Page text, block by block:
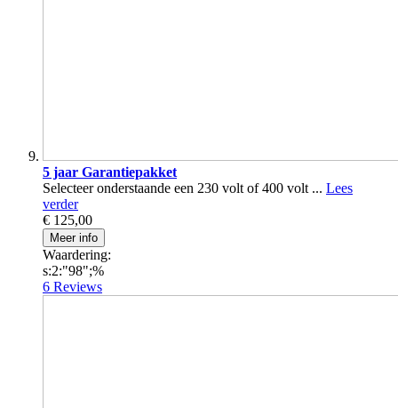
5 jaar Garantiepakket
Selecteer onderstaande een 230 volt of 400 volt ... Lees
verder
€ 125,00
Meer info
Waardering:
s:2:"98";%
6 Reviews